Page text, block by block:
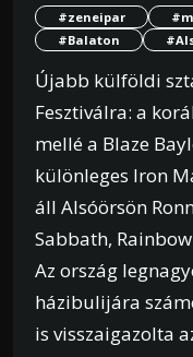
#zeneipar
#Balaton
Újabb külföldi
Fesztiválra: a
mellé a Blaze
különleges Iron
áll Alsóörsön
Sabbath,
Az ország
házibulijára
is visszaigazolta